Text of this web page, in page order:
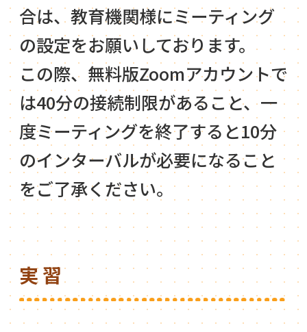
合は、教育機関様にミーティング
の設定をお願いしております。
この際、無料版Zoomアカウントで
は40分の接続制限があること、一
度ミーティングを終了すると10分
のインターバルが必要になること
をご了承ください。
実習